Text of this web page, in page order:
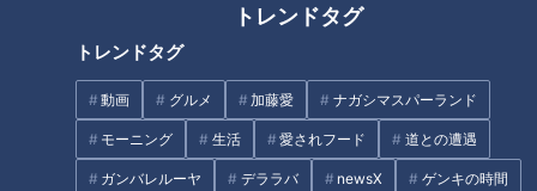
トレンドタグ
トレンドタグ
動画 グルメ 加藤愛 ナガシマスパーランド
モーニング 生活 愛されフード 道との遭遇
ガンバレルーヤ デララバ newsX ゲンキの時間
その1：高山ラーメン【やよいそば】の『肉球』
その2：稲沢市【風見鶏】の『鶏白湯赤みそラーメン』
その3：中津川市【五十番】の『やきそば』